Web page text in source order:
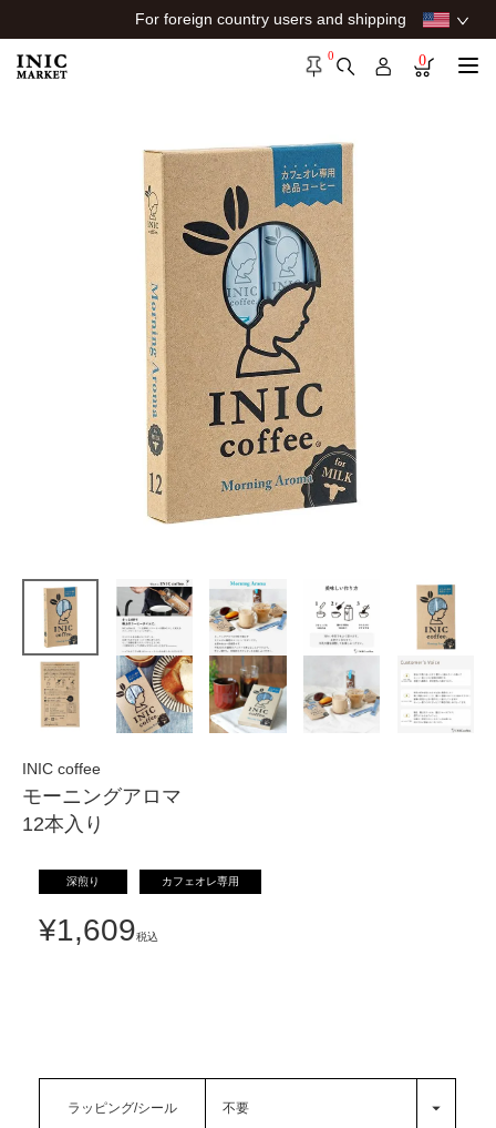
For foreign country users and shipping
0 0
INIC coffee
モーニングアロマ
12本入り
深煎り カフェオレ専用
¥1,609税込
ラッピング/シール